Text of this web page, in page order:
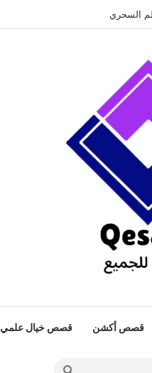
الذي عاد من النار ج3
قصص أكشن قصص خيال علمي
بحث